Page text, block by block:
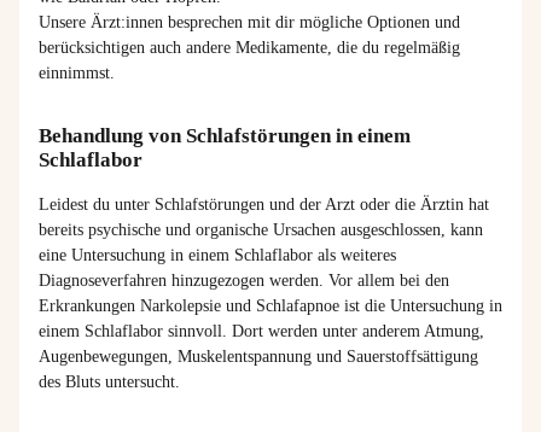
Unsere Ärzt:innen besprechen mit dir mögliche Optionen und
berücksichtigen auch andere Medikamente, die du regelmäßig
einnimmst.
Behandlung von Schlafstörungen in einem
Schlaflabor
Leidest du unter Schlafstörungen und der Arzt oder die Ärztin hat
bereits psychische und organische Ursachen ausgeschlossen, kann
eine Untersuchung in einem Schlaflabor als weiteres
Diagnoseverfahren hinzugezogen werden. Vor allem bei den
Erkrankungen Narkolepsie und Schlafapnoe ist die Untersuchung in
einem Schlaflabor sinnvoll. Dort werden unter anderem Atmung,
Augenbewegungen, Muskelentspannung und Sauerstoffsättigung
des Bluts untersucht.